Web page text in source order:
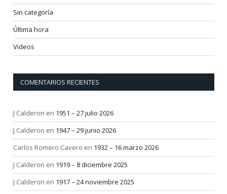
Sin categoría
Última hora
Videos
COMENTARIOS RECIENTES
J Calderon en 1951 – 27 julio 2026
J Calderon en 1947 – 29 junio 2026
Carlos Romero Cavero en 1932 – 16 marzo 2026
J Calderon en 1919 – 8 diciembre 2025
J Calderon en 1917 – 24 noviembre 2025